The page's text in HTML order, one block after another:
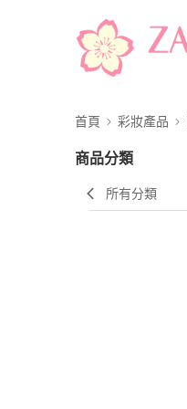
首頁 彩妝產品
商品分類
所有分類